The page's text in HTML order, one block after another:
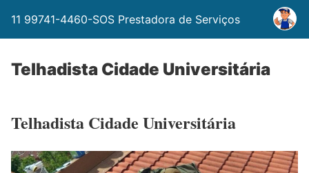
11 99741-4460-SOS Prestadora de Serviços
Telhadista Cidade Universitária
Telhadista Cidade Universitária